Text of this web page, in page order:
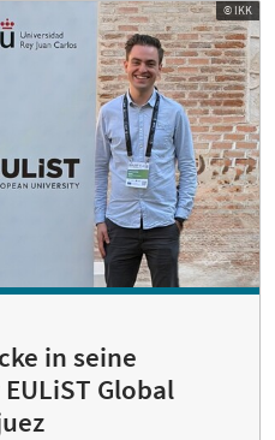
© IKK
in seine
Global